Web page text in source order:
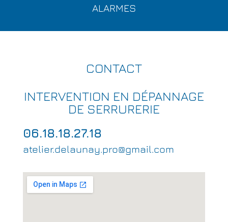
ALARMES
CONTACT
INTERVENTION EN DÉPANNAGE
DE SERRURERIE
06.18.18.27.18
atelier.delaunay.pro@gmail.com